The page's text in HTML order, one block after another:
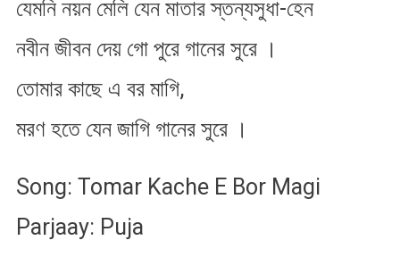
যেমনি নয়ন মেলি যেন মাতার স্তন্যসুধা-হেন
নবীন জীবন দেয় গো পুরে গানের সুরে ।
তোমার কাছে এ বর মাগি,
মরণ হতে যেন জাগি গানের সুরে ।
Song: Tomar Kache E Bor Magi
Parjaay: Puja